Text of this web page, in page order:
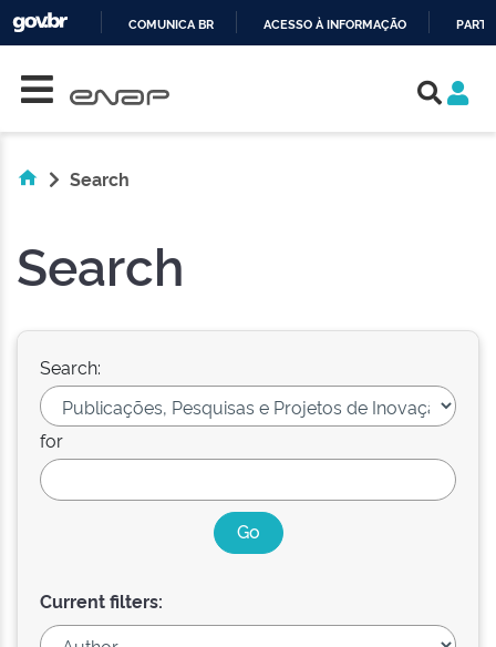
COMUNICA BR ACESSO À INFORMAÇÃO
Search
Search
Search:
for
Current filters: